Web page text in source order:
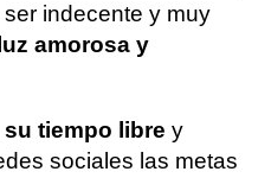
indecente y muy
amorosa y
tiempo libre y
sociales las metas